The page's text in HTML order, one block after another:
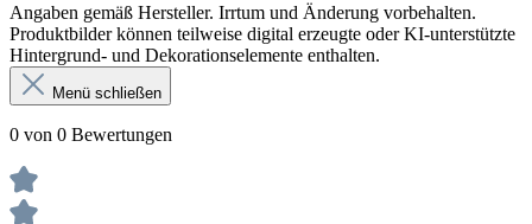
Angaben gemäß Hersteller. Irrtum und Änderung vorbehalten.
Produktbilder können teilweise digital erzeugte oder KI-unterstützte
Hintergrund- und Dekorationselemente enthalten.
Menü schließen
0 von 0 Bewertungen